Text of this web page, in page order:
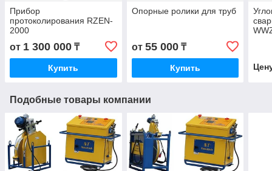
Прибор
протоколирования RZEN-
2000
от 1 300 000 ₸
Купить
Опорные ролики для труб
от 55 000₸
Купить
Подобные товары компании